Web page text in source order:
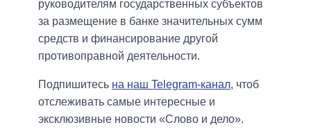
руководителям государственных субъектов
за размещение в банке значительных сумм
средств и финансирование другой
противоправной деятельности.
Подпишитесь на наш Telegram-канал, чтоб
отслеживать самые интересные и
эксклюзивные новости «Слово и дело».